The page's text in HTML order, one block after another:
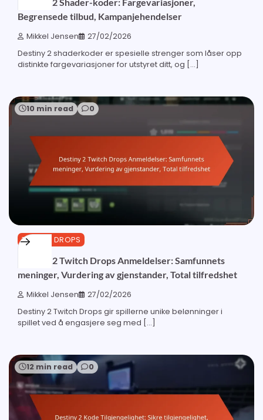
Begrensede tilbud, Kampanjehendelser
Mikkel Jensen 27/02/2026
Destiny 2 shaderkoder er spesielle strenger som låser opp
distinkte fargevariasjoner for utstyret ditt, og […]
10 min read 0
TWITCH DROPS
Destiny 2 Twitch Drops Anmeldelser: Samfunnets
meninger, Vurdering av gjenstander, Total tilfredshet
Mikkel Jensen 27/02/2026
Destiny 2 Twitch Drops gir spillerne unike belønninger i
spillet ved å engasjere seg med […]
12 min read 0